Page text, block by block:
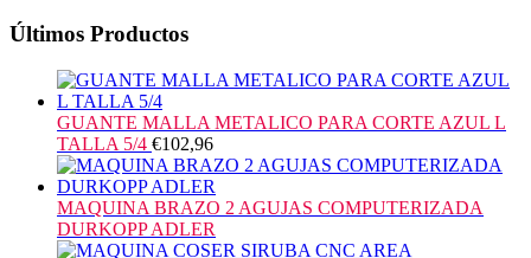
Últimos Productos
GUANTE MALLA METALICO PARA CORTE AZUL L
TALLA 5/4 €102,96
MAQUINA BRAZO 2 AGUJAS COMPUTERIZADA
DURKOPP ADLER